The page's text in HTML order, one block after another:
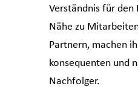
Verständnis für den
Nähe zu
Partnern, machen
konsequenten und
Nachfolger.